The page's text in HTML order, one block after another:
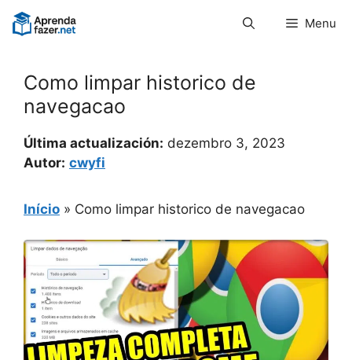
Pular
para
Menu
Como limpar historico de
navegacao
Última actualización: dezembro 3, 2023
Autor: cwyfi
Início » Como limpar historico de navegacao